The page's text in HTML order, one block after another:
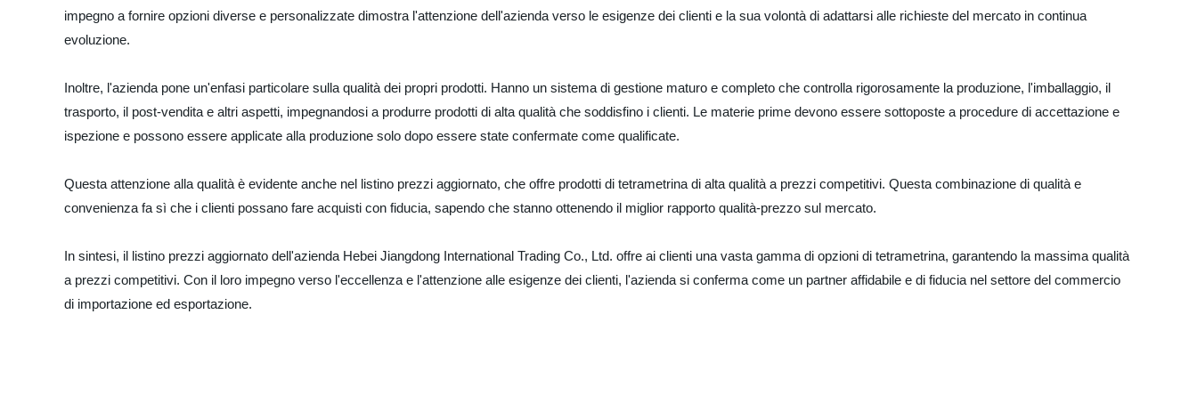
impegno a fornire opzioni diverse e personalizzate dimostra l'attenzione dell'azienda verso le esigenze dei clienti e la sua volontà di adattarsi alle richieste del mercato in continua
evoluzione.
Inoltre, l'azienda pone un'enfasi particolare sulla qualità dei propri prodotti. Hanno un sistema di gestione maturo e completo che controlla rigorosamente la produzione, l'imballaggio, il
trasporto, il post-vendita e altri aspetti, impegnandosi a produrre prodotti di alta qualità che soddisfino i clienti. Le materie prime devono essere sottoposte a procedure di accettazione e
ispezione e possono essere applicate alla produzione solo dopo essere state confermate come qualificate.
Questa attenzione alla qualità è evidente anche nel listino prezzi aggiornato, che offre prodotti di tetrametrina di alta qualità a prezzi competitivi. Questa combinazione di qualità e
convenienza fa sì che i clienti possano fare acquisti con fiducia, sapendo che stanno ottenendo il miglior rapporto qualità-prezzo sul mercato.
In sintesi, il listino prezzi aggiornato dell'azienda Hebei Jiangdong International Trading Co., Ltd. offre ai clienti una vasta gamma di opzioni di tetrametrina, garantendo la massima qualità
a prezzi competitivi. Con il loro impegno verso l'eccellenza e l'attenzione alle esigenze dei clienti, l'azienda si conferma come un partner affidabile e di fiducia nel settore del commercio
di importazione ed esportazione.